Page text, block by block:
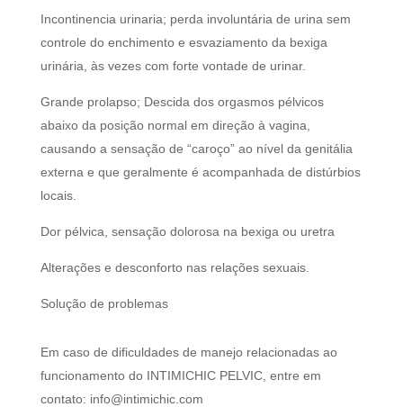
Incontinencia urinaria; perda involuntária de urina sem
controle do enchimento e esvaziamento da bexiga
urinária, às vezes com forte vontade de urinar.
Grande prolapso; Descida dos orgasmos pélvicos
abaixo da posição normal em direção à vagina,
causando a sensação de “caroço” ao nível da genitália
externa e que geralmente é acompanhada de distúrbios
locais.
Dor pélvica, sensação dolorosa na bexiga ou uretra
Alterações e desconforto nas relações sexuais.
Solução de problemas
Em caso de dificuldades de manejo relacionadas ao
funcionamento do INTIMICHIC PELVIC, entre em
contato: info@intimichic.com